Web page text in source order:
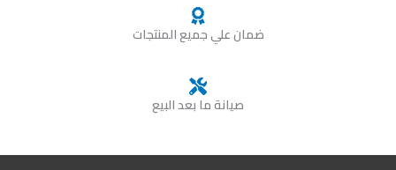
ضمان علي جميع المنتجات
صيانة ما بعد البيع